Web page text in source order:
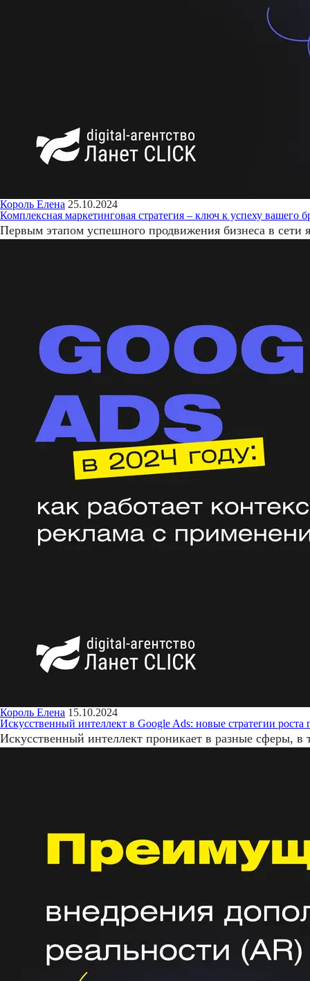
Король Елена 25.10.2024
Комплексная маркетинговая стратегия – ключ к успеху вашего
Первым этапом успешного продвижения бизнеса в
Король Елена 15.10.2024
Искусственный интеллект в Google Ads: новые стратегии роста
Искусственный интеллект проникает в разные сферы,